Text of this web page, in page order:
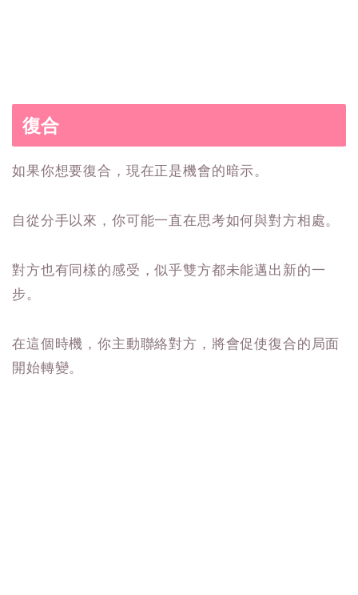
復合
如果你想要復合，現在正是機會的暗示。
自從分手以來，你可能一直在思考如何與對方相處。
對方也有同樣的感受，似乎雙方都未能邁出新的一
步。
在這個時機，你主動聯絡對方，將會促使復合的局面
開始轉變。